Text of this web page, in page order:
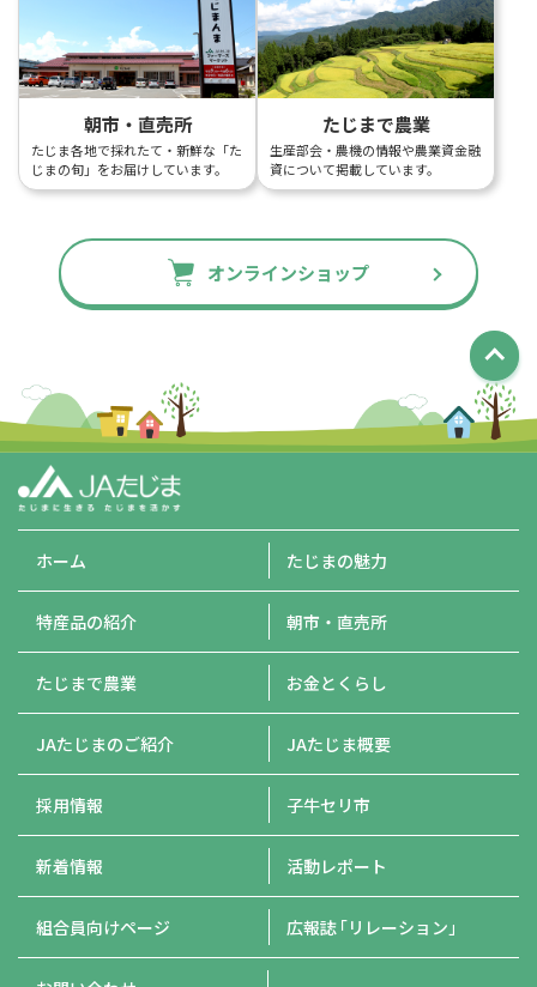
朝市・直売所
たじま各地で採れたて・新鮮な「た
じまの旬」をお届けしています。
たじまで農業
生産部会・農機の情報や農業資金融
資について掲載しています。
オンラインショップ
ホーム たじまの魅力
特産品の紹介 朝市・直売所
たじまで農業 お金とくらし
JAたじまのご紹介 JAたじま概要
採用情報 子牛セリ市
新着情報 活動レポート
組合員向けページ 広報誌「リレーション」